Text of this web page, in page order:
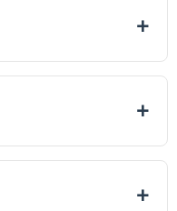
+
+
+